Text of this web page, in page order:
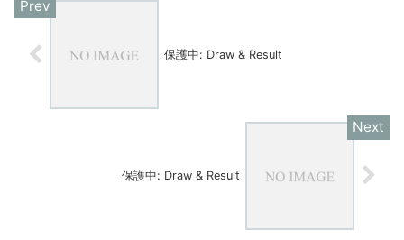
保護中: Draw & Result
保護中: Draw & Result